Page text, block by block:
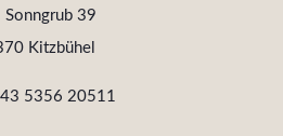
Sonngrub 39
Kitzbühel
5356 20511